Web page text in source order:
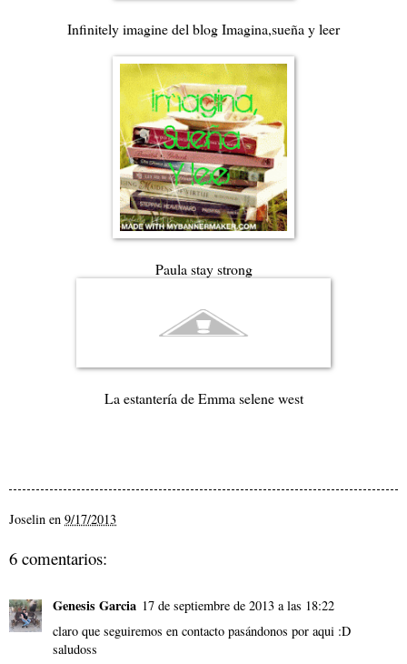
Infinitely imagine del blog Imagina,sueña y leer
Paula stay strong
La estantería de Emma selene west
Joselin en 9/17/2013
6 comentarios:
Genesis Garcia 17 de septiembre de 2013 a las 18:22
claro que seguiremos en contacto pasándonos por aqui :D
saludoss